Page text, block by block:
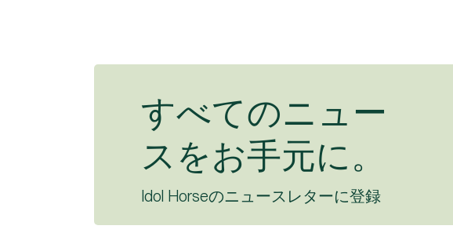
すべてのニュー
スをお手元に。
Idol Horseのニュースレターに登録